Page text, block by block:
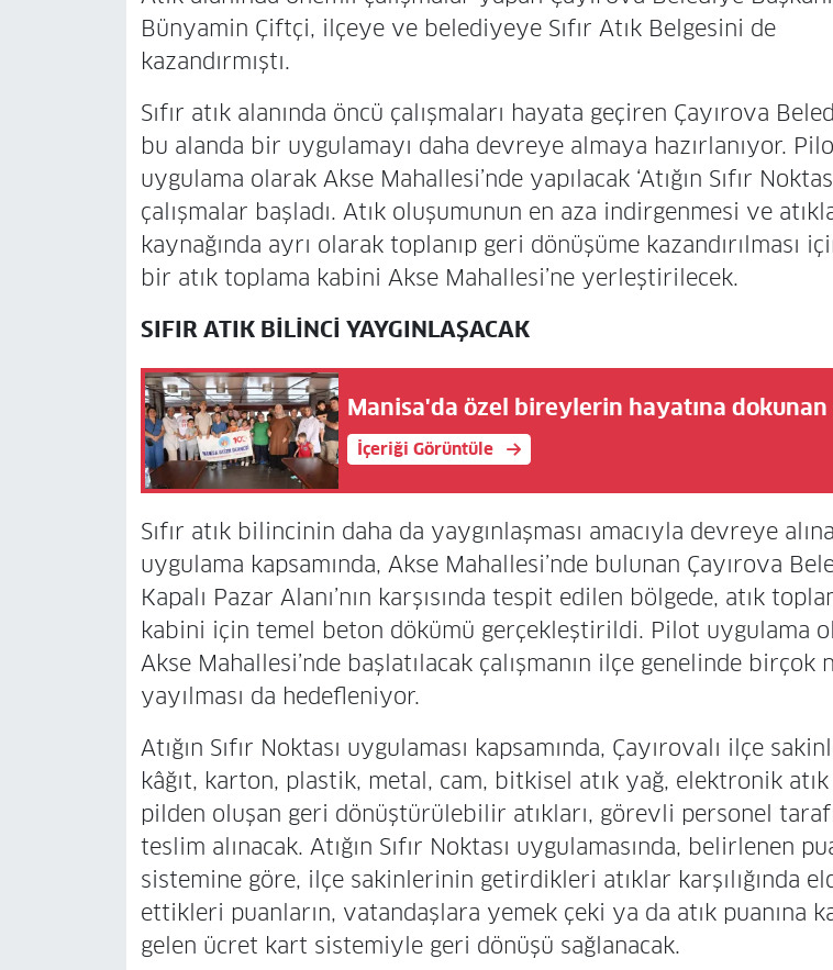
Bünyamin Çiftçi, ilçeye ve belediyeye Sıfır Atık Belgesini de
kazandırmıştı.
Sıfır atık alanında öncü çalışmaları hayata geçiren Çayırova
bu alanda bir uygulamayı daha devreye almaya hazırlanıyor.
uygulama olarak Akse Mahallesi’nde yapılacak ‘Atığın Sıfır
çalışmalar başladı. Atık oluşumunun en aza indirgenmesi ve
kaynağında ayrı olarak toplanıp geri dönüşüme kazandırılması
bir atık toplama kabini Akse Mahallesi’ne yerleştirilecek.
SIFIR ATIK BİLİNCİ YAYGINLAŞACAK
Manisa'da özel bireylerin hayatına dokunan
İçeriği Görüntüle
Sıfır atık bilincinin daha da yaygınlaşması amacıyla devreye
uygulama kapsamında, Akse Mahallesi’nde bulunan Çayırova
Kapalı Pazar Alanı’nın karşısında tespit edilen bölgede, atık
kabini için temel beton dökümü gerçekleştirildi. Pilot uygulama
Akse Mahallesi’nde başlatılacak çalışmanın ilçe genelinde birçok
yayılması da hedefleniyor.
Atığın Sıfır Noktası uygulaması kapsamında, Çayırovalı ilçe
kâğıt, karton, plastik, metal, cam, bitkisel atık yağ, elektronik atık
pilden oluşan geri dönüştürülebilir atıkları, görevli personel
teslim alınacak. Atığın Sıfır Noktası uygulamasında, belirlenen
sistemine göre, ilçe sakinlerinin getirdikleri atıklar karşılığında
ettikleri puanların, vatandaşlara yemek çeki ya da atık puanına
gelen ücret kart sistemiyle geri dönüşü sağlanacak.